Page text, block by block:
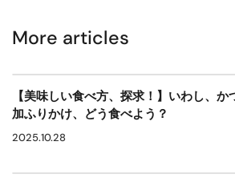
More articles
【美味しい食べ方、探求！】いわし、
加ふりかけ、どう食べよう？
2025.10.28